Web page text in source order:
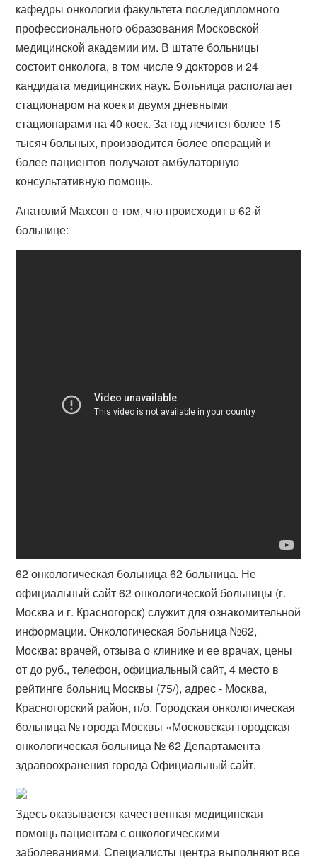
кафедры онкологии факультета последипломного
профессионального образования Московской
медицинской академии им. В штате больницы
состоит онколога, в том числе 9 докторов и 24
кандидата медицинских наук. Больница располагает
стационаром на коек и двумя дневными
стационарами на 40 коек. За год лечится более 15
тысяч больных, производится более операций и
более пациентов получают амбулаторную
консультативную помощь.
Анатолий Махсон о том, что происходит в 62-й
больнице:
62 онкологическая больница 62 больница. Не
официальный сайт 62 онкологической больницы (г.
Москва и г. Красногорск) служит для ознакомительной
информации. Онкологическая больница №62,
Москва: врачей, отзыва о клинике и ее врачах, цены
от до руб., телефон, официальный сайт, 4 место в
рейтинге больниц Москвы (75/), адрес - Москва,
Красногорский район, п/о. Городская онкологическая
больница № города Москвы «Московская городская
онкологическая больница № 62 Департамента
здравоохранения города Официальный сайт.
Здесь оказывается качественная медицинская
помощь пациентам с онкологическими
заболеваниями. Специалисты центра выполняют все